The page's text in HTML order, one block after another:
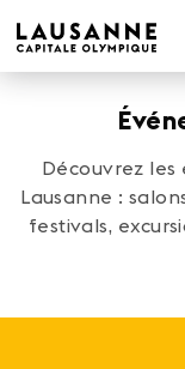
Découvrez
Lausanne :
festivals,